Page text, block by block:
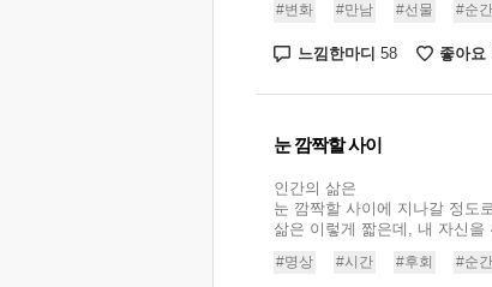
#변화 #만남 #선물 #순
느낌한마디 58 좋아요
눈 깜짝할 사이
인간의 삶은
눈 깜짝할 사이에 지나갈 정도
삶은 이렇게 짧은데, 내 자신을
#명상 #시간 #후회 #순